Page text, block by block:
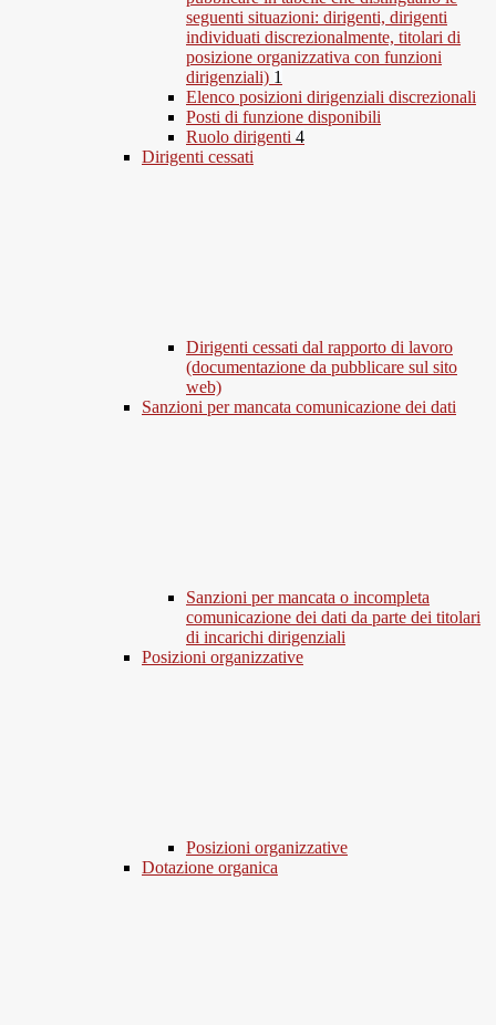
seguenti situazioni: dirigenti, dirigenti
individuati discrezionalmente, titolari di
posizione organizzativa con funzioni
dirigenziali) 1
Elenco posizioni dirigenziali discrezionali
Posti di funzione disponibili
Ruolo dirigenti 4
Dirigenti cessati
Dirigenti cessati dal rapporto di lavoro
(documentazione da pubblicare sul sito
web)
Sanzioni per mancata comunicazione dei dati
Sanzioni per mancata o incompleta
comunicazione dei dati da parte dei titolari
di incarichi dirigenziali
Posizioni organizzative
Posizioni organizzative
Dotazione organica